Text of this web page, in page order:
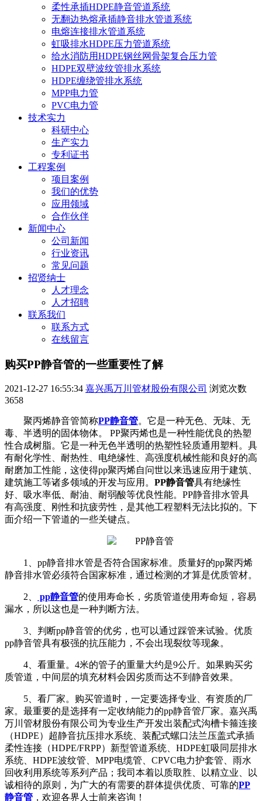
柔性承插HDPE静音管道系统
无翻边热熔承插静音排水管道系统
电熔连接排水管道系统
虹吸排水HDPE压力管道系统
给水消防用HDPE钢丝网骨架复合压力管
HDPE双壁波纹管排水系统
HDPE缠绕管排水系统
MPP电力管
PVC电力管
技术实力
科研中心
生产实力
专利证书
工程案例
项目案例
我们的优势
应用领域
合作伙伴
新闻中心
公司新闻
行业资讯
常见问题
招贤纳士
人才理念
人才招聘
联系我们
联系方式
在线留言
购买PP静音管的一些重要性了解
2021-12-27 16:55:34 嘉兴禹万川管材股份有限公司 浏览次数
3658
聚丙烯静音管简称PP静音管。它是一种无色、无味、无
毒、半透明的固体物体。 PP聚丙烯也是一种性能优良的热塑
性合成树脂。它是一种无色半透明的热塑性轻质通用塑料。具
有耐化学性、耐热性、电绝缘性、高强度机械性能和良好的高
耐磨加工性能，这使得pp聚丙烯自问世以来迅速应用于建筑、
建筑施工等诸多领域的开发与应用。 PP静音管具有绝缘性
好、吸水率低、耐油、耐弱酸等优良性能。PP静音排水管具
有高强度、刚性和抗疲劳性，是其他工程塑料无法比拟的。下
面介绍一下管道的一些关键点。
1、pp静音排水管是否符合国家标准。质量好的pp聚丙烯
静音排水管必须符合国家标准，通过检测的才算是优质管材。
2、 pp静音管的使用寿命长，劣质管道使用寿命短，容易
漏水，所以这也是一种判断方法。
3、判断pp静音管的优劣，也可以通过踩管来试验。优质
pp静音管具有极强的抗压能力，不会出现裂纹等现象。
4、看重量。4米的管子的重量大约是9公斤。如果购买劣
质管道，中间层的填充材料会因劣质而达不到静音效果。
5、看厂家。购买管道时，一定要选择专业、有资质的厂
家。最重要的是选择有一定收纳能力的pp静音管厂家。嘉兴禹
万川管材股份有限公司为专业生产开发出装配式沟槽卡箍连接
（HDPE）超静音抗压排水系统、装配式螺口法兰压盖式承插
柔性连接（HDPE/FRPP）新型管道系统、HDPE虹吸同层排水
系统、HDPE波纹管、MPP电缆管、CPVC电力护套管、雨水
回收利用系统等系列产品；我司本着以质取胜、以精立业、以
诚相待的原则，为广大的有需要的群体提供优质、可靠的PP
静音管 ，欢迎各界人士前来咨询！